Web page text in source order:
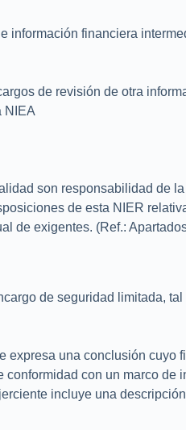
información financiera
de revisión de otra
NIEA
son responsabilidad de
de esta NIER
de exigentes. (Ref.:
de seguridad limitada,
una conclusión
con un marco
incluye una